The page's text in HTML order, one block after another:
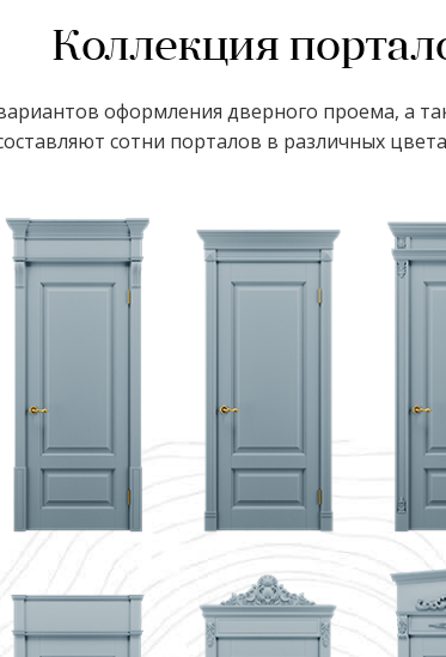
Коллекция
оформления дверного проема, а
сотни порталов в различных